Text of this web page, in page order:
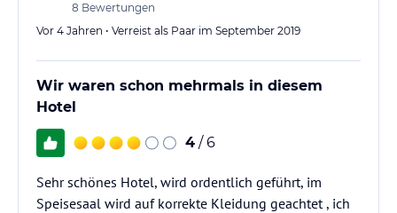
8 Bewertungen
Vor 4 Jahren • Verreist als Paar im September 2019
Wir waren schon mehrmals in diesem
Hotel
4 / 6
Sehr schönes Hotel, wird ordentlich geführt, im
Speisesaal wird auf korrekte Kleidung geachtet , ich